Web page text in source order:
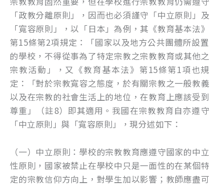
「政教分離原則」，因而也必須謹守「中立原則」及
「寬容原則」，以「日本」為例，其《教育基本法》
第15條第2項規定：「國家以及地方公共團體所設置
的學校，不得從事為了特定宗教之宗教教育或其他之
宗教活動」，又《教育基本法》第15條第1項也規
定：「對於宗教寬容之態度，於有關宗教之一般教義
以及在宗教的社會生活上的地位，在教育上應該受到
尊重」（註8）即其適用。我國在宗教教育自亦遵守
「中立原則」與「寬容原則」，現分述如下：
（一）中立原則：學校的宗教教育應遵守國家的中立
性原則，國家被禁止在學校中只是一面性的在某個特
定的宗教信仰方向上，對學生加以影響；教師應盡可